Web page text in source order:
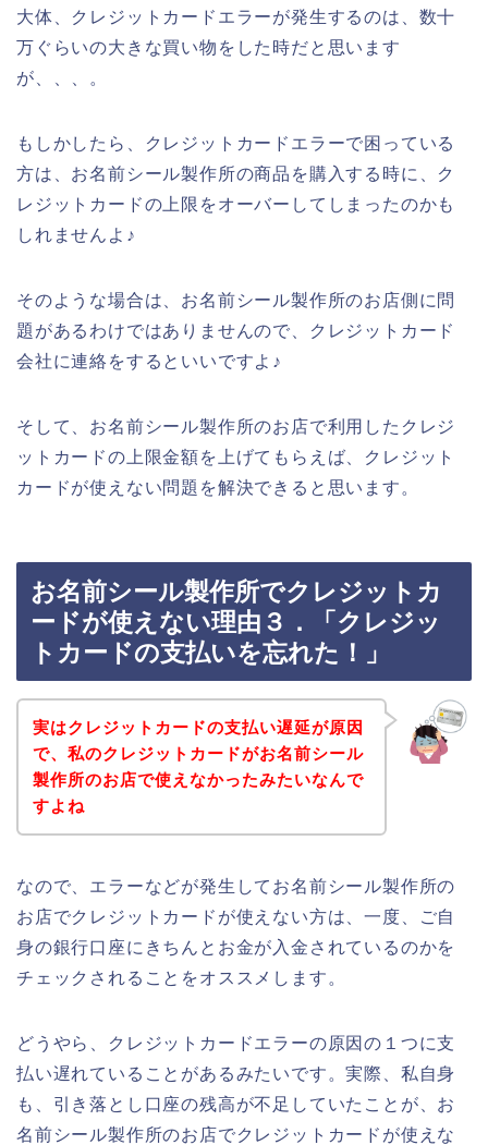
大体、クレジットカードエラーが発生するのは、数十
万ぐらいの大きな買い物をした時だと思います
が、、、。
もしかしたら、クレジットカードエラーで困っている
方は、お名前シール製作所の商品を購入する時に、ク
レジットカードの上限をオーバーしてしまったのかも
しれませんよ♪
そのような場合は、お名前シール製作所のお店側に問
題があるわけではありませんので、クレジットカード
会社に連絡をするといいですよ♪
そして、お名前シール製作所のお店で利用したクレジ
ットカードの上限金額を上げてもらえば、クレジット
カードが使えない問題を解決できると思います。
お名前シール製作所でクレジットカ
ードが使えない理由３．「クレジッ
トカードの支払いを忘れた！」
実はクレジットカードの支払い遅延が原因
で、私のクレジットカードがお名前シール
製作所のお店で使えなかったみたいなんで
すよね
なので、エラーなどが発生してお名前シール製作所の
お店でクレジットカードが使えない方は、一度、ご自
身の銀行口座にきちんとお金が入金されているのかを
チェックされることをオススメします。
どうやら、クレジットカードエラーの原因の１つに支
払い遅れていることがあるみたいです。実際、私自身
も、引き落とし口座の残高が不足していたことが、お
名前シール製作所のお店でクレジットカードが使えな